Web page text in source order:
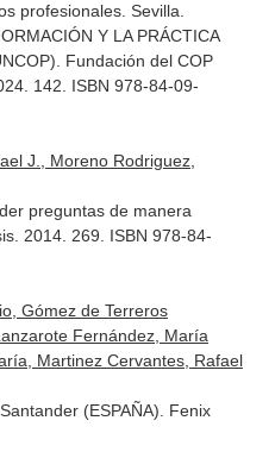
profesionales. Sevilla.
Y LA PRÁCTICA
Fundación del COP
142. ISBN 978-84-09-
J., Moreno Rodriguez,
preguntas de manera
2014. 269. ISBN 978-84-
Gómez de Terreros
Fernández, María
Martinez Cervantes, Rafael
(ESPAÑA). Fenix